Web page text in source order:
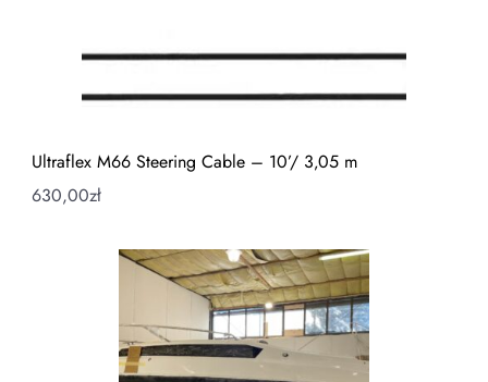
Ultraflex M66 Steering Cable – 10’/ 3‚05 m
630,00zł